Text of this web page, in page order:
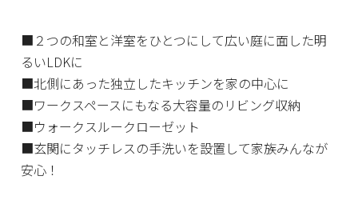
■２つの和室と洋室をひとつにして広い庭に面した明
るいLDKに
■北側にあった独立したキッチンを家の中心に
■ワークスペースにもなる大容量のリビング収納
■ウォークスルークローゼット
■玄関にタッチレスの手洗いを設置して家族みんなが
安心！